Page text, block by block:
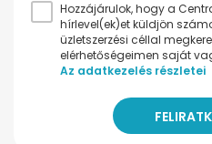
Hozzájárulok, hogy a
hírlevel(ek)et küldjön
üzletszerzési céllal
elérhetőségeimen saját
Az adatkezelés részletei